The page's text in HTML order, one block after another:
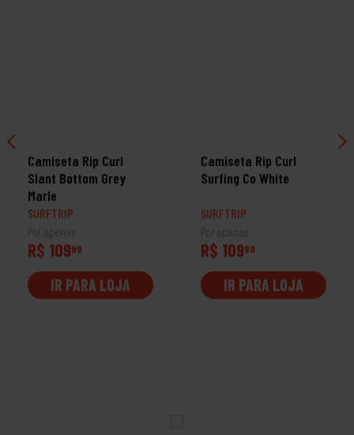
Camiseta Rip Curl
Slant Bottom Grey
Marle
SURFTRIP
Por apenas
R$ 10999
IR PARA LOJA
Camiseta Rip Curl
Surfing Co White
SURFTRIP
Por apenas
R$ 10999
IR PARA LOJA